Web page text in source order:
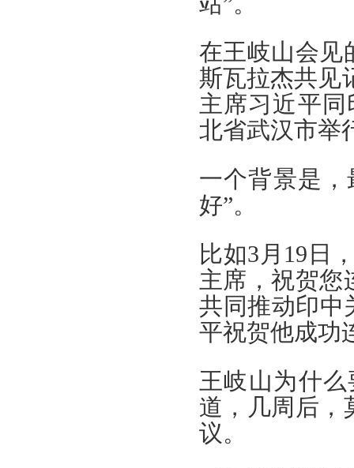
在王岐山会见
斯瓦拉杰共见
主席习近平同
北省武汉市举
一个背景是
好”。
比如3月19日
主席，祝贺您
共同推动印中
平祝贺他成功
王岐山为什
道，几周后，
议。